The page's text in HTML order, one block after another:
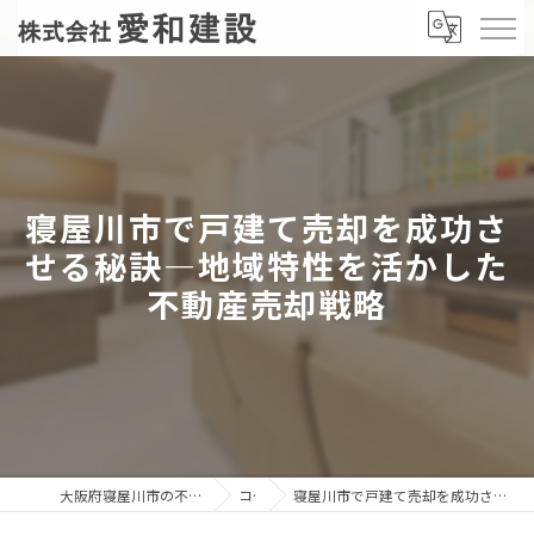
寝屋川市で戸建て売却を成功さ
せる秘訣—地域特性を活かした
不動産売却戦略
大阪府寝屋川市の不動産売却なら株式会社愛和建設 コラム 寝屋川市で戸建て売却を成功させる秘訣—地域特性を活かした不動産売却戦略